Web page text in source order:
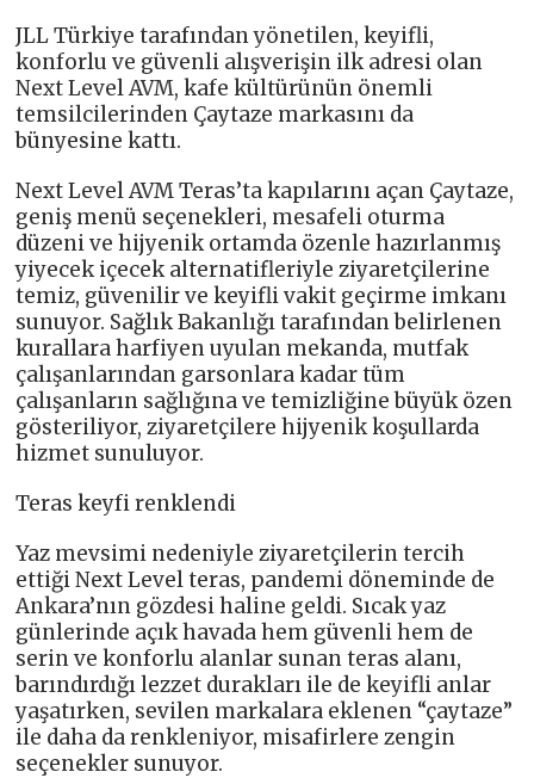
JLL Türkiye tarafından yönetilen, keyifli,
konforlu ve güvenli alışverişin ilk adresi olan
Next Level AVM, kafe kültürünün önemli
temsilcilerinden Çaytaze markasını da
bünyesine kattı.
Next Level AVM Teras’ta kapılarını açan Çaytaze,
geniş menü seçenekleri, mesafeli oturma
düzeni ve hijyenik ortamda özenle hazırlanmış
yiyecek içecek alternatifleriyle ziyaretçilerine
temiz, güvenilir ve keyifli vakit geçirme imkanı
sunuyor. Sağlık Bakanlığı tarafından belirlenen
kurallara harfiyen uyulan mekanda, mutfak
çalışanlarından garsonlara kadar tüm
çalışanların sağlığına ve temizliğine büyük özen
gösteriliyor, ziyaretçilere hijyenik koşullarda
hizmet sunuluyor.
Teras keyfi renklendi
Yaz mevsimi nedeniyle ziyaretçilerin tercih
ettiği Next Level teras, pandemi döneminde de
Ankara’nın gözdesi haline geldi. Sıcak yaz
günlerinde açık havada hem güvenli hem de
serin ve konforlu alanlar sunan teras alanı,
barındırdığı lezzet durakları ile de keyifli anlar
yaşatırken, sevilen markalara eklenen “çaytaze”
ile daha da renkleniyor, misafirlere zengin
seçenekler sunuyor.